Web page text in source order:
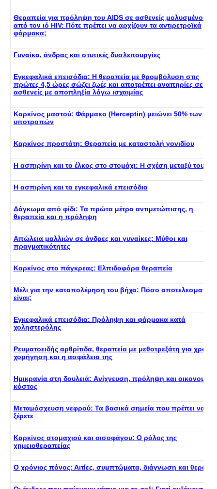
Θεραπεία για πρόληψη του AIDS σε ασθενείς μολυσμένους
από τον ιό HIV: Πότε πρέπει να αρχίζουν τα αντιρετροϊκά
φάρμακα;
Γυναίκα, άνδρας και στυτικές δυσλειτουργίες
Εγκεφαλικά επεισόδια: Η θεραπεία με θρομβόλυση στις
πρώτες 4,5 ώρες σώζει ζωές και αποτρέπει αναπηρίες σε
ασθενείς με αποπληξία λόγω ισχαιμίας
Καρκίνος μαστού: Φάρμακο (Herceptin) μειώνει 50% των
υποτροπών
Καρκίνος προστάτη: Θεραπεία με καταστολή γονιδίου
Η ασπιρίνη και το έλκος στο στομάχι: Η σχέση μεταξύ τους
Η ασπιρίνη και τα εγκεφαλικά επεισόδια
Δάγκωμα από φίδι: Τα πρώτα μέτρα αντιμετώπισης, η
θεραπεία και η πρόληψη
Απώλεια μαλλιών σε άνδρες και γυναίκες: Μύθοι και
πραγματικότητες
Καρκίνος στο πάγκρεας: Ελπιδοφόρα θεραπεία
Μέλι για την καταπολέμηση του βήχα: Πόσο αποτελεσματικό
είναι;
Εγκεφαλικά επεισόδια: Πρόληψη και φάρμακα κατά
χοληστερόλης
Ρευματοειδής αρθρίτιδα, θεραπεία με μεθοτρεξάτη για χρόνια
χορήγηση και η ασφάλεια της
Ημικρανία στη δουλειά: Aνίχνευση, πρόληψη και οικονομικό
κόστος
Μεταμόσχευση νεφρού: Τα βασικά σημεία που πρέπει να
ξέρετε
Καρκίνος στομαχιού και οισοφάγου: Ο ρόλος της
χημειοθεραπείας
Ο χρόνιος πόνος: Αιτίες, συμπτώματα, διάγνωση και